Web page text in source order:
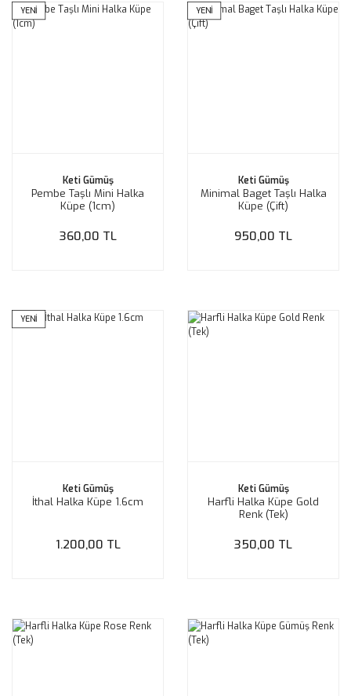
YENİ
Keti Gümüş
Pembe Taşlı Mini Halka
Küpe (1cm)
360,00 TL
YENİ
Keti Gümüş
Minimal Baget Taşlı Halka
Küpe (Çift)
950,00 TL
YENİ
Keti Gümüş
İthal Halka Küpe 1.6cm
1.200,00 TL
Keti Gümüş
Harfli Halka Küpe Gold
Renk (Tek)
350,00 TL